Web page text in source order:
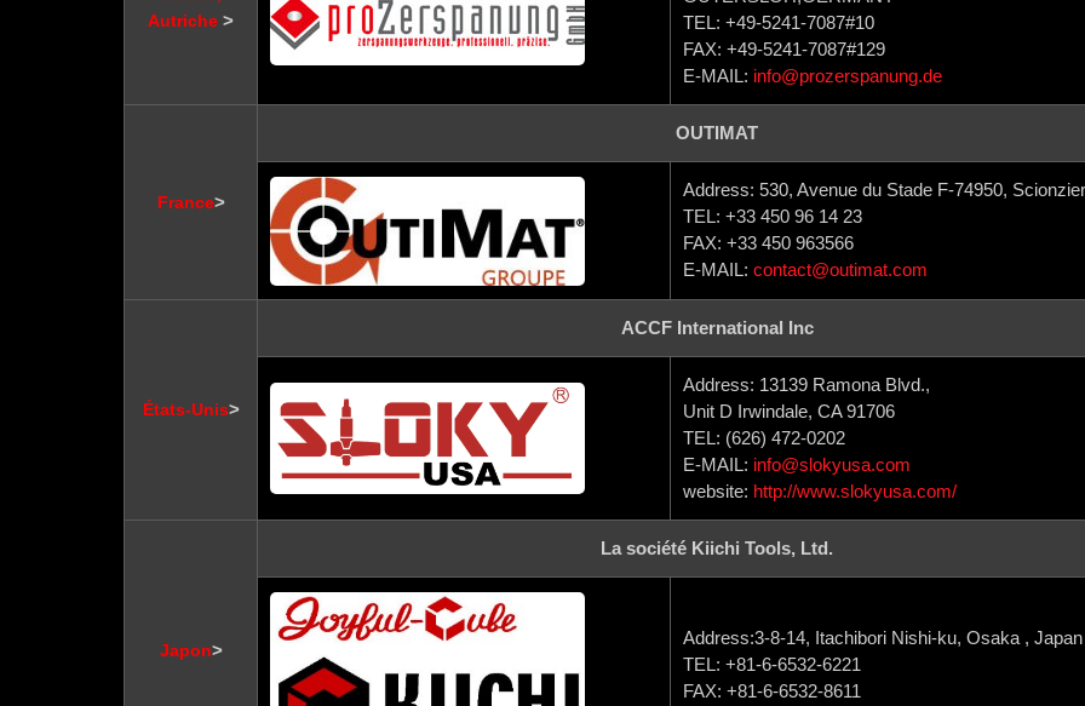
Autriche >
TEL: +49-5241-7087#10
FAX: +49-5241-7087#129
E-MAIL: info@prozerspanung.de
France>
OUTIMAT
Address: 530, Avenue du Stade F-74950,
TEL: +33 450 96 14 23
FAX: +33 450 963566
E-MAIL: contact@outimat.com
États-Unis>
ACCF International Inc
Address: 13139 Ramona Blvd.,
Unit D Irwindale, CA 91706
TEL: (626) 472-0202
E-MAIL: info@slokyusa.com
website: http://www.slokyusa.com/
Japon>
La société Kiichi Tools, Ltd.
Address:3-8-14, Itachibori Nishi-ku, Osaka , Japan
TEL: +81-6-6532-6221
FAX: +81-6-6532-8611